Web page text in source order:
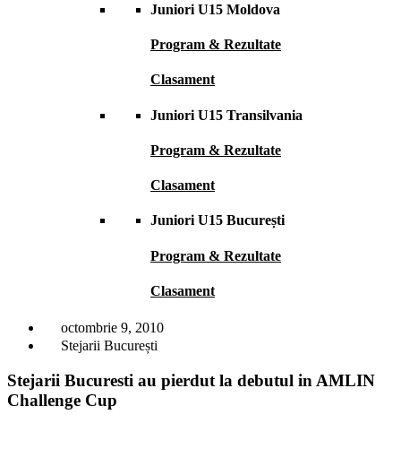
Juniori U15 Moldova
Program & Rezultate
Clasament
Juniori U15 Transilvania
Program & Rezultate
Clasament
Juniori U15 București
Program & Rezultate
Clasament
octombrie 9, 2010
Stejarii București
Stejarii Bucuresti au pierdut la debutul in AMLIN
Challenge Cup